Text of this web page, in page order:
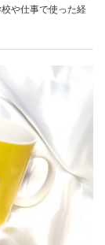
や仕事で使った経